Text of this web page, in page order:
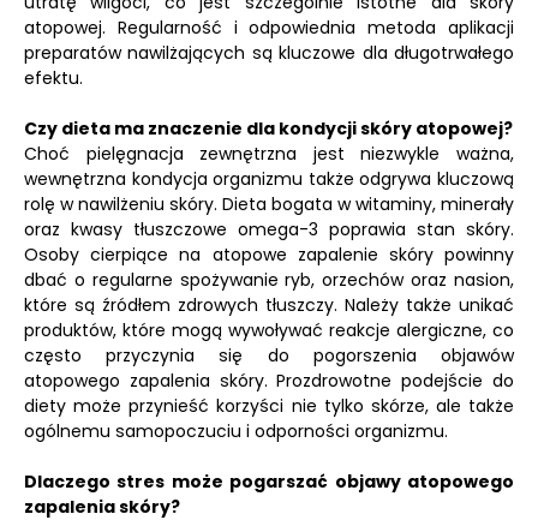
atopowej. Regularność i odpowiednia metoda aplikacji
preparatów nawilżających są kluczowe dla długotrwałego
efektu.
Czy dieta ma znaczenie dla kondycji skóry atopowej?
Choć pielęgnacja zewnętrzna jest niezwykle ważna,
wewnętrzna kondycja organizmu także odgrywa kluczową
rolę w nawilżeniu skóry. Dieta bogata w witaminy, minerały
oraz kwasy tłuszczowe omega-3 poprawia stan skóry.
Osoby cierpiące na atopowe zapalenie skóry powinny
dbać o regularne spożywanie ryb, orzechów oraz nasion,
które są źródłem zdrowych tłuszczy. Należy także unikać
produktów, które mogą wywoływać reakcje alergiczne, co
często przyczynia się do pogorszenia objawów
atopowego zapalenia skóry. Prozdrowotne podejście do
diety może przynieść korzyści nie tylko skórze, ale także
ogólnemu samopoczuciu i odporności organizmu.
Dlaczego stres może pogarszać objawy atopowego
zapalenia skóry?